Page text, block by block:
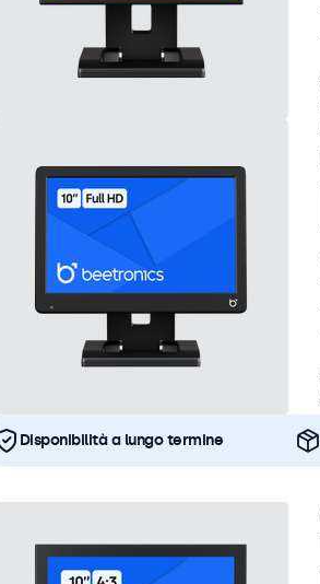
Disponibilità a lungo termine